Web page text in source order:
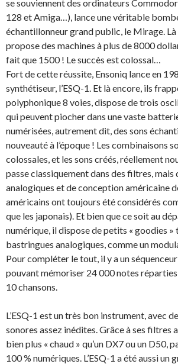
se souviennent des ordinateurs
128 et Amiga…), lance une véritable
échantillonneur grand public, le Mirage.
propose des machines à plus de 8000
fait que 1500 ! Le succès est colossal…
Fort de cette réussite, Ensoniq lance en
synthétiseur, l’ESQ-1. Et là encore, ils
polyphonique 8 voies, dispose de trois
qui peuvent piocher dans une vaste
numérisées, autrement dit, des sons
nouveauté à l’époque ! Les combinaisons
colossales, et les sons créés, réellement
passe classiquement dans des filtres, mais
analogiques et de conception américaine
américains ont toujours été considérés
que les japonais). Et bien que ce soit au
numérique, il dispose de petits « goodies »
bastringues analogiques, comme un
Pour compléter le tout, il y a un
pouvant mémoriser 24 000 notes réparties
10 chansons.
L’ESQ-1 est un très bon instrument, avec
sonores assez inédites. Grâce à ses filtres
bien plus « chaud » qu’un DX7 ou un D50,
100 % numériques. L’ESQ-1 a été aussi un